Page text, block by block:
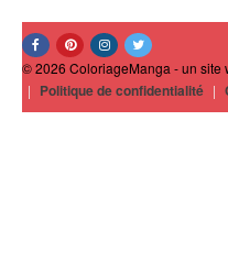
© 2026 ColoriageManga - un site
| Politique de confidentialité |